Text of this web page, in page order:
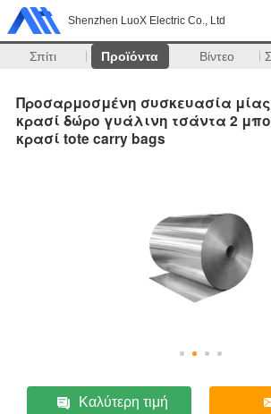
Shenzhen LuoX Electric Co., Ltd
Σπίτι Προϊόντα Βίντεο
Προσαρμοσμένη συσκευασία
κρασί δώρο γυάλινη τσάντα 2
κρασί tote carry bags
Καλύτερη τιμή